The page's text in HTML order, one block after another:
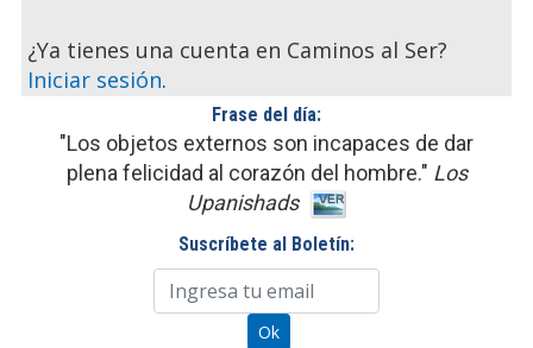
¿Ya tienes una cuenta en Caminos al Ser?
Iniciar sesión.
Frase del día:
"Los objetos externos son incapaces de dar
plena felicidad al corazón del hombre." Los
Upanishads
Suscríbete al Boletín: